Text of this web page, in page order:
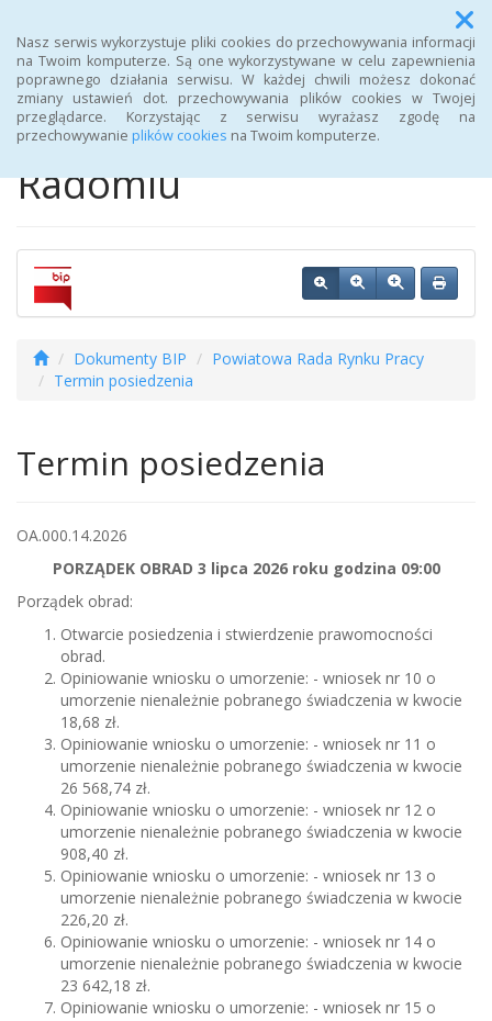
Nasz serwis wykorzystuje pliki cookies do przechowywania informacji
na Twoim komputerze. Są one wykorzystywane w celu zapewnienia
poprawnego działania serwisu. W każdej chwili możesz dokonać
zmiany ustawień dot. przechowywania plików cookies w Twojej
przeglądarce. Korzystając z serwisu wyrażasz zgodę na
przechowywanie plików cookies na Twoim komputerze.
Menu
BIP Powiatowego
Urzędu Pracy w
Radomiu
Dokumenty BIP
Powiatowa Rada Rynku Pracy
Termin posiedzenia
Termin posiedzenia
OA.000.14.2026
PORZĄDEK OBRAD 3 lipca 2026 roku godzina 09:00
Porządek obrad:
Otwarcie posiedzenia i stwierdzenie prawomocności
obrad.
Opiniowanie wniosku o umorzenie: - wniosek nr 10 o
umorzenie nienależnie pobranego świadczenia w kwocie
18,68 zł.
Opiniowanie wniosku o umorzenie: - wniosek nr 11 o
umorzenie nienależnie pobranego świadczenia w kwocie
26 568,74 zł.
Opiniowanie wniosku o umorzenie: - wniosek nr 12 o
umorzenie nienależnie pobranego świadczenia w kwocie
908,40 zł.
Opiniowanie wniosku o umorzenie: - wniosek nr 13 o
umorzenie nienależnie pobranego świadczenia w kwocie
226,20 zł.
Opiniowanie wniosku o umorzenie: - wniosek nr 14 o
umorzenie nienależnie pobranego świadczenia w kwocie
23 642,18 zł.
Opiniowanie wniosku o umorzenie: - wniosek nr 15 o